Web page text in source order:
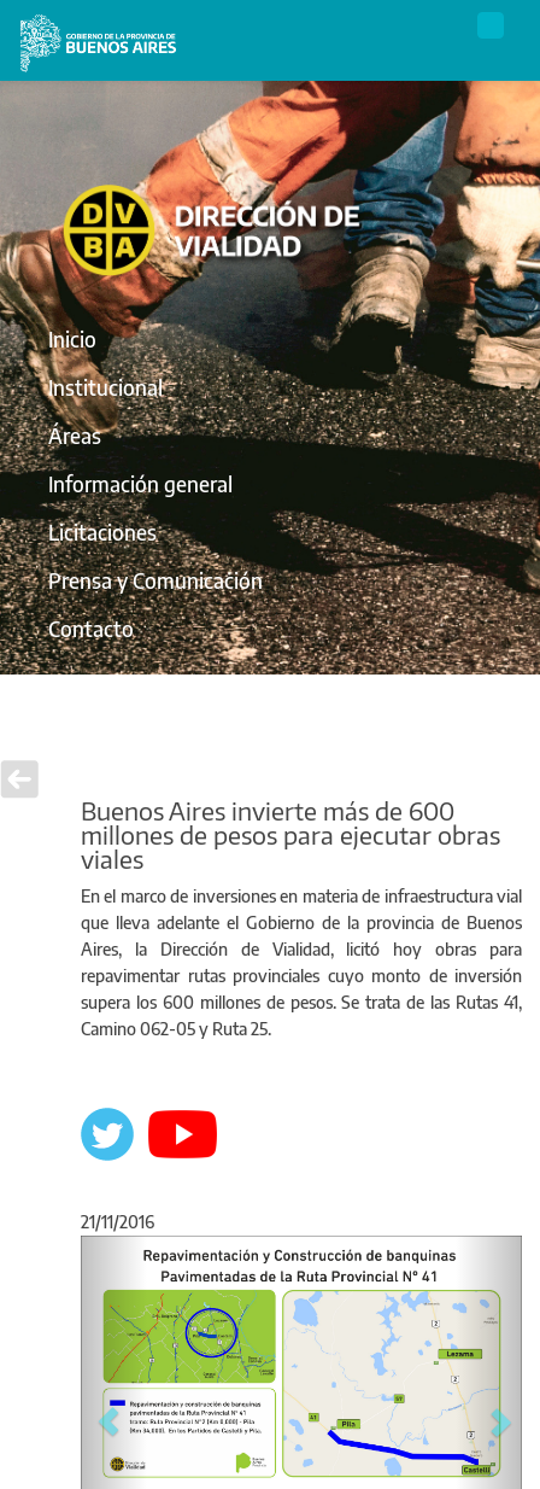
Inicio
Institucional
Áreas
Información general
Licitaciones
Prensa y Comunicación
Contacto
Buenos Aires invierte más de 600
millones de pesos para ejecutar obras
viales
En el marco de inversiones en materia de infraestructura vial
que lleva adelante el Gobierno de la provincia de Buenos
Aires, la Dirección de Vialidad, licitó hoy obras para
repavimentar rutas provinciales cuyo monto de inversión
supera los 600 millones de pesos. Se trata de las Rutas 41,
Camino 062-05 y Ruta 25.
21/11/2016
Anterior